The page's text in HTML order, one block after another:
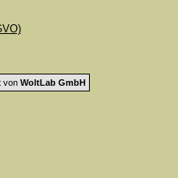
von WoltLab GmbH